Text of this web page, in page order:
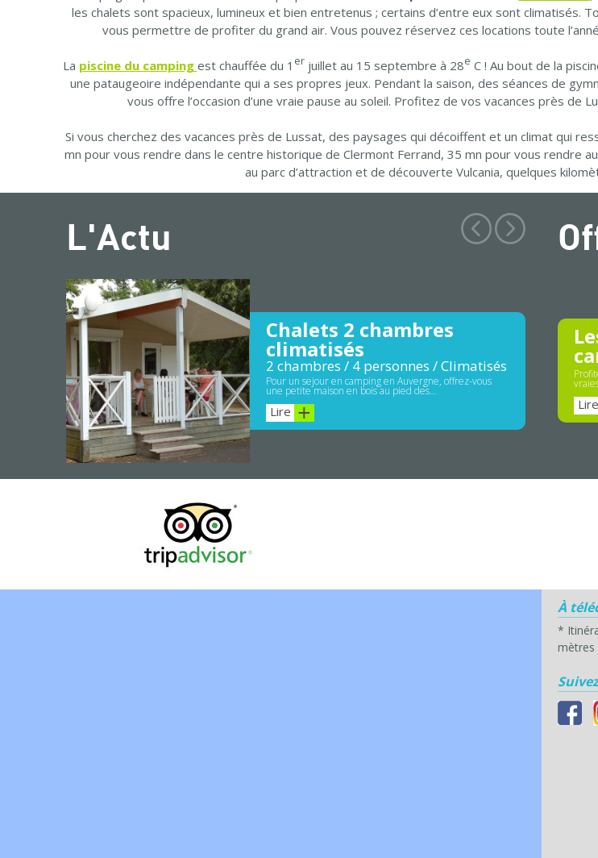
les chalets sont spacieux, lumineux et bien entretenus ; certains d’entre eux sont climatisés.
vous permettre de profiter du grand air. Vous pouvez réservez ces locations toute
La piscine du camping est chauffée du 1 erjuillet au 15 septembre à 28e C ! Au bout de la
une pataugeoire indépendante qui a ses propres jeux. Pendant la saison, des séances de
vous offre l’occasion d’une vraie pause au soleil. Profitez de vos vacances près de
Si vous cherchez des vacances près de Lussat, des paysages qui décoiffent et un climat qui
mn pour vous rendre dans le centre historique de Clermont Ferrand, 35 mn pour vous rendre
au parc d’attraction et de découverte Vulcania, quelques
L'Actu
Chalets 2 chambres
climatisés
2 chambres / 4 personnes / Climatisés
Pour un sejour en camping en Auvergne, offrez-vous
une petite maison en bois au pied des…
Lire Lire
À
*
mètres